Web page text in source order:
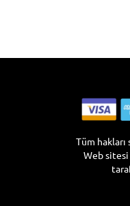
Tüm hakları
Web